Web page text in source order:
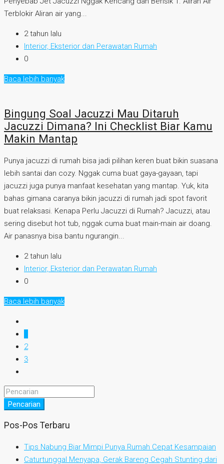
Terblokir Aliran air yang...
2 tahun lalu
Interior, Eksterior dan Perawatan Rumah
0
Baca lebih banyak
Bingung Soal Jacuzzi Mau Ditaruh
Jacuzzi Dimana? Ini Checklist Biar Kamu
Makin Mantap
Punya jacuzzi di rumah bisa jadi pilihan keren buat bikin suasana
lebih santai dan cozy. Nggak cuma buat gaya-gayaan, tapi
jacuzzi juga punya manfaat kesehatan yang mantap. Yuk, kita
bahas gimana caranya bikin jacuzzi di rumah jadi spot favorit
buat relaksasi. Kenapa Perlu Jacuzzi di Rumah? Jacuzzi, atau
sering disebut hot tub, nggak cuma buat main-main air doang.
Air panasnya bisa bantu ngurangin...
2 tahun lalu
Interior, Eksterior dan Perawatan Rumah
0
Baca lebih banyak
2
3
Pencarian
Pos-Pos Terbaru
Tips Nabung Biar Mimpi Punya Rumah Cepat Kesampaian
Caturtunggal Menyapa, Gerak Bareng Cegah Stunting dari